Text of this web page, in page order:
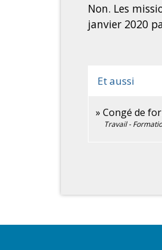
Non. Les
janvier 2020
Et aussi
Congé de
Travail -